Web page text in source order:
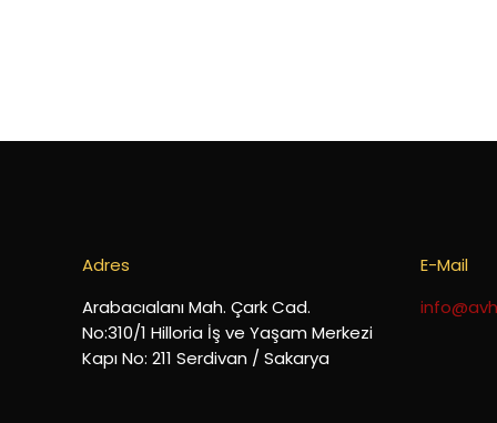
Adres
Arabacıalanı Mah. Çark Cad.
No:310/1 Hilloria İş ve Yaşam Merkezi
Kapı No: 211 Serdivan / Sakarya
E-Mail